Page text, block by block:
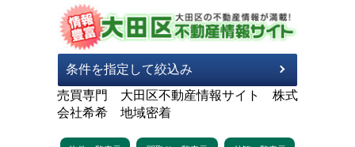
売買専門 大田区不動産情報サイト 株式
会社希希 地域密着